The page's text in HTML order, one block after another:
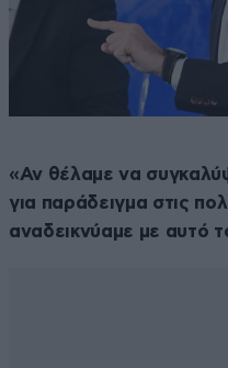
«Αν θέλαμε να
για παράδειγμα στις
αναδεικνύαμε με αυτό